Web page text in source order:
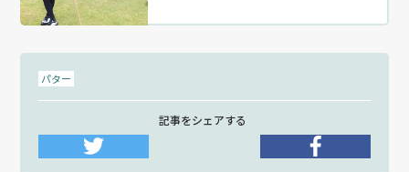
パター
記事をシェアする